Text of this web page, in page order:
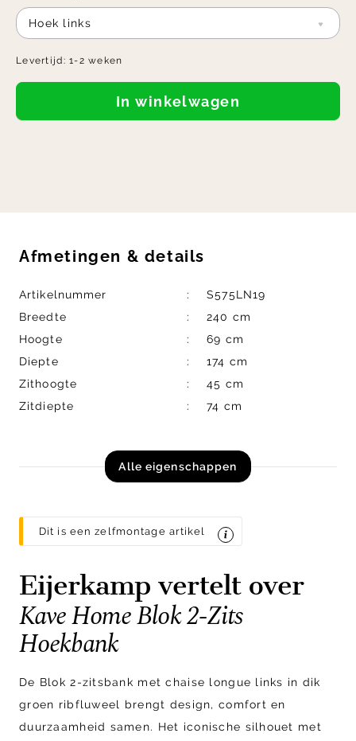
Hoek links
Levertijd:1-2 weken
In winkelwagen
Afmetingen & details
Artikelnummer
S575LN19
Breedte
240 cm
Hoogte
69 cm
Diepte
174 cm
Zithoogte
45 cm
Zitdiepte
74 cm
Alle eigenschappen
Dit is een zelfmontage artikel
Eijerkamp vertelt over
Kave Home Blok 2-Zits
Hoekbank
De Blok 2-zitsbank met chaise longue links in dik
groen ribfluweel brengt design, comfort en
duurzaamheid samen. Het iconische silhouet met